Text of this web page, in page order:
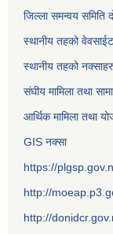
जिल्ला समन्वय समिति
स्थानीय तहको
स्थानीय तहको
संघीय मामिला तथा
आर्थिक मामिला तथा
GIS नक्सा
https://
http://
http://